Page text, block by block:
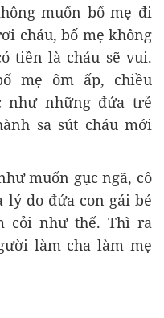
muốn bố mẹ đi
cháu, bố mẹ không
tiền là cháu sẽ vui.
mẹ ôm ấp, chiều
như những đứa trẻ
sa sút cháu mới
muốn gục ngã, cô
do đứa con gái bé
cỏi như thế. Thì ra
làm cha làm mẹ